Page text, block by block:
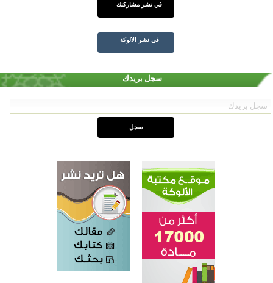
في نشر مشاركتك
في نشر الألوكة
سجل بريدك